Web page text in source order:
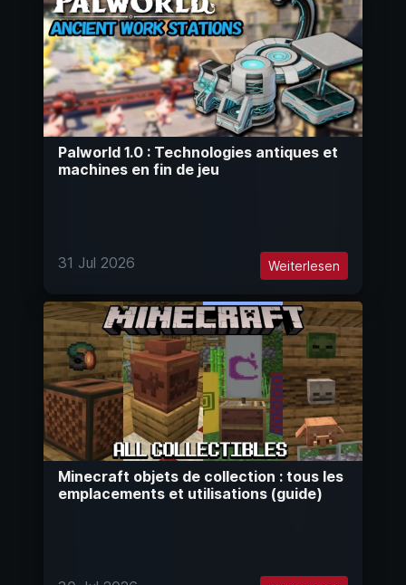
Palworld 1.0 : Technologies antiques et
machines en fin de jeu
31 Jul 2026 Weiterlesen
Minecraft objets de collection : tous les
emplacements et utilisations (guide)